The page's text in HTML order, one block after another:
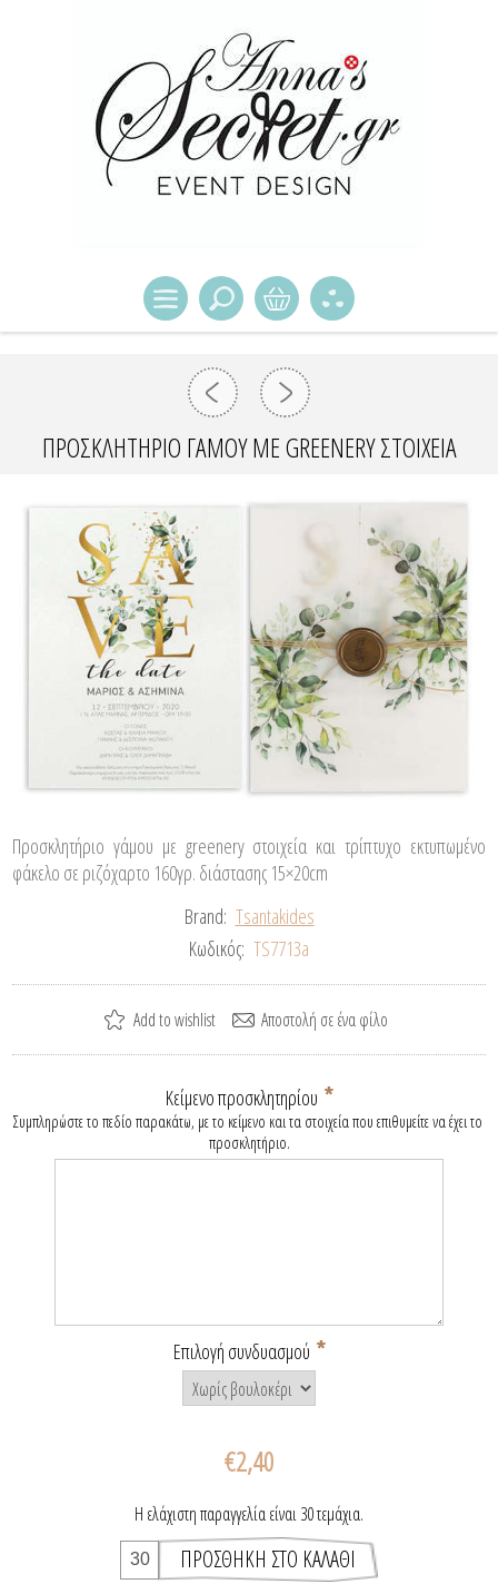
ΠΡΟΣΚΛΗΤΗΡΙΟ ΓΑΜΟΥ ΜΕ GREENERY ΣΤΟΙΧΕΙΑ
Προσκλητήριο γάμου με greenery στοιχεία και τρίπτυχο εκτυπωμένο
φάκελο σε ριζόχαρτο 160γρ. διάστασης 15×20cm
Brand: Tsantakides
Κωδικός: TS7713a
Κείμενο προσκλητηρίου *
Συμπληρώστε το πεδίο παρακάτω, με το κείμενο και τα στοιχεία που επιθυμείτε να έχει το
προσκλητήριο.
Επιλογή συνδυασμού *
€2,40
Η ελάχιστη παραγγελία είναι 30 τεμάχια.